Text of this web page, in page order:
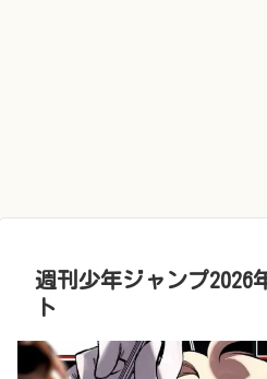
週刊少年ジャンプ2026
ト